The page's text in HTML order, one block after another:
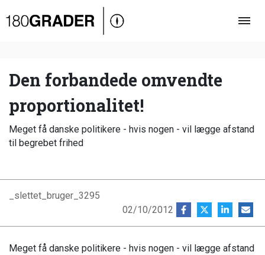
Oversigt
Debat
Video
Podcast
Den forbandede omvendte
proportionalitet!
Meget få danske politikere - hvis nogen - vil lægge afstand
til begrebet frihed
_slettet_bruger_3295
02/10/2012
Meget få danske politikere - hvis nogen - vil lægge afstand